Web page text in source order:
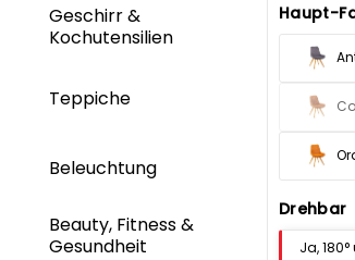
Geschirr &
Kochutensilien
Teppiche
Beleuchtung
Beauty, Fitness &
Gesundheit
Haupt-
Drehbar
Ja,